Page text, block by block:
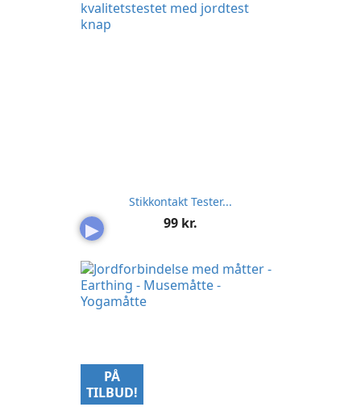
▶
Stikkontakt Tester...
Pris
99 kr.
PÅ
TILBUD!